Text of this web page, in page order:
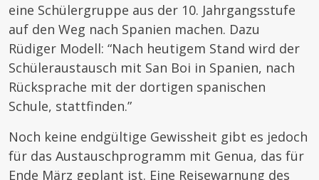
eine Schülergruppe aus der 10. Jahrgangsstufe
auf den Weg nach Spanien machen. Dazu
Rüdiger Modell: “Nach heutigem Stand wird der
Schüleraustausch mit San Boi in Spanien, nach
Rücksprache mit der dortigen spanischen
Schule, stattfinden.”
Noch keine endgültige Gewissheit gibt es jedoch
für das Austauschprogramm mit Genua, das für
Ende März geplant ist. Eine Reisewarnung des